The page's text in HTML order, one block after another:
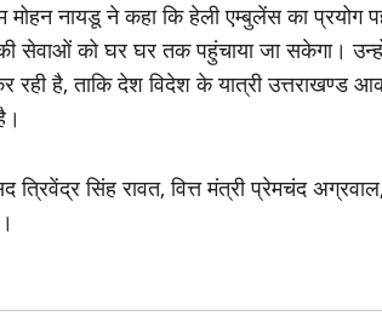
मोहन नायडू ने कहा कि हेली एम्बुलेंस का प्रयोग
सेवाओं को घर घर तक पहुंचाया जा सकेगा।
रही है, ताकि देश विदेश के यात्री
त्रिवेंद्र सिंह रावत, वित्त मंत्री प्रेमचंद